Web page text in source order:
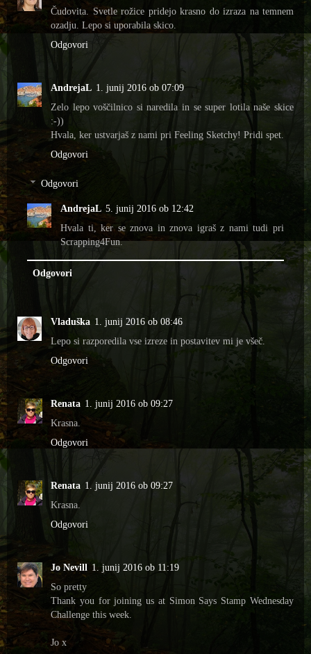
Čudovita. Svetle rožice pridejo krasno do izraza na temnem
ozadju. Lepo si uporabila skico.
Odgovori
AndrejaL 1. junij 2016 ob 07:09
Zelo lepo voščilnico si naredila in se super lotila naše skice
:-))
Hvala, ker ustvarjaš z nami pri Feeling Sketchy! Pridi spet.
Odgovori
Odgovori
AndrejaL 5. junij 2016 ob 12:42
Hvala ti, ker se znova in znova igraš z nami tudi pri
Scrapping4Fun.
Odgovori
Vladuška 1. junij 2016 ob 08:46
Lepo si razporedila vse izreze in postavitev mi je všeč.
Odgovori
Renata 1. junij 2016 ob 09:27
Krasna.
Odgovori
Renata 1. junij 2016 ob 09:27
Krasna.
Odgovori
Jo Nevill 1. junij 2016 ob 11:19
So pretty
Thank you for joining us at Simon Says Stamp Wednesday
Challenge this week.
Jo x